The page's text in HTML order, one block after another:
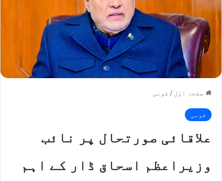
صفحۂ اوّل / قومی
قومی
علاقائی صورتحال پر نائب
وزیراعظم اسحاق ڈار کے اہم